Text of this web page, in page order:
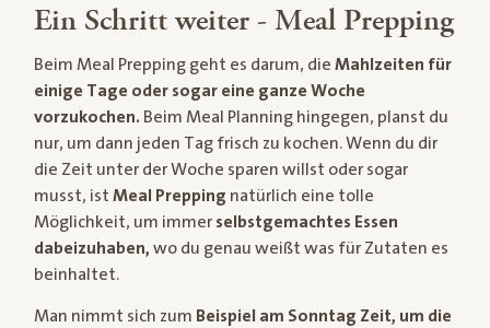
Ein Schritt weiter - Meal Prepping
Beim Meal Prepping geht es darum, die Mahlzeiten für
einige Tage oder sogar eine ganze Woche
vorzukochen. Beim Meal Planning hingegen, planst du
nur, um dann jeden Tag frisch zu kochen. Wenn du dir
die Zeit unter der Woche sparen willst oder sogar
musst, ist Meal Prepping natürlich eine tolle
Möglichkeit, um immer selbstgemachtes Essen
dabeizuhaben, wo du genau weißt was für Zutaten es
beinhaltet.
Man nimmt sich zum Beispiel am Sonntag Zeit, um die